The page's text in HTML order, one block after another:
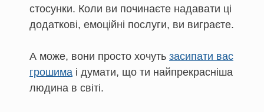
стосунки. Коли ви починаєте надавати ці
додаткові, емоційні послуги, ви виграєте.
А може, вони просто хочуть засипати вас
грошима і думати, що ти найпрекрасніша
людина в світі.